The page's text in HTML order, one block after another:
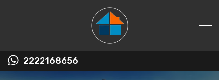
2222168656